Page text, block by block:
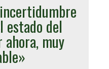
estado del
ahora, muy